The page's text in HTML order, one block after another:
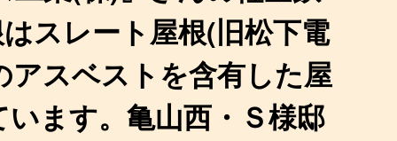
スレート屋根(旧松下電
スベストを含有した屋
ます。亀山西・Ｓ様邸